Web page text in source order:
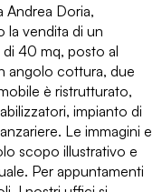
Andrea Doria,
la vendita di un
40 mq, posto al
angolo cottura, due
è ristrutturato,
impianto di
Le immagini e
scopo illustrativo e
Per appuntamenti